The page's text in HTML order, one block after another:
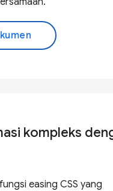
kompleks
easing CSS yang